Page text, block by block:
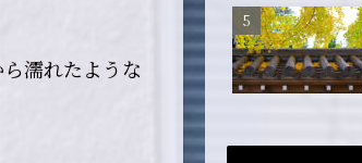
濡れたような